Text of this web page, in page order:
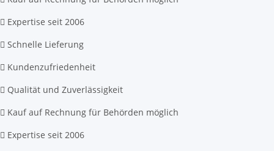
Expertise seit 2006
Schnelle Lieferung
Kundenzufriedenheit
Qualität und Zuverlässigkeit
Kauf auf Rechnung für Behörden möglich
Expertise seit 2006